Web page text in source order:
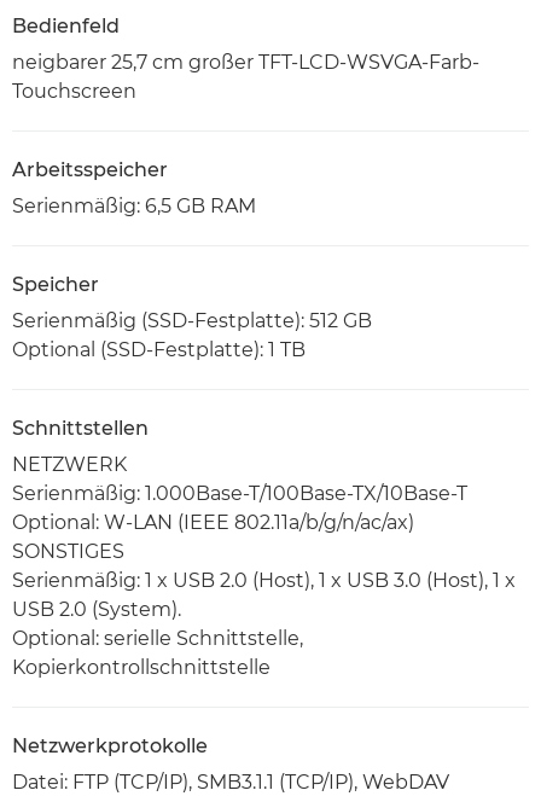
Bedienfeld
neigbarer 25,7 cm großer TFT-LCD-WSVGA-Farb-
Touchscreen
Arbeitsspeicher
Serienmäßig: 6,5 GB RAM
Speicher
Serienmäßig (SSD-Festplatte): 512 GB
Optional (SSD-Festplatte): 1 TB
Schnittstellen
NETZWERK
Serienmäßig: 1.000Base-T/100Base-TX/10Base-T
Optional: W-LAN (IEEE 802.11a/b/g/n/ac/ax)
SONSTIGES
Serienmäßig: 1 x USB 2.0 (Host), 1 x USB 3.0 (Host), 1 x
USB 2.0 (System).
Optional: serielle Schnittstelle,
Kopierkontrollschnittstelle
Netzwerkprotokolle
Datei: FTP (TCP/IP), SMB3.1.1 (TCP/IP), WebDAV